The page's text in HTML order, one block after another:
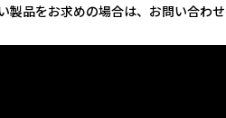
製品をお求めの場合は、お問い合わ